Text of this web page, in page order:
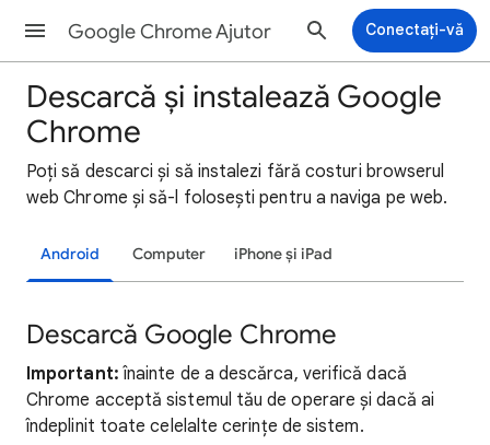
Google Chrome Ajutor Conectați-vă
Descarcă și instalează Google
Chrome
Poți să descarci și să instalezi fără costuri browserul
web Chrome și să-l folosești pentru a naviga pe web.
Android Computer iPhone și iPad
Descarcă Google Chrome
Important: înainte de a descărca, verifică dacă
Chrome acceptă sistemul tău de operare și dacă ai
îndeplinit toate celelalte cerințe de sistem.